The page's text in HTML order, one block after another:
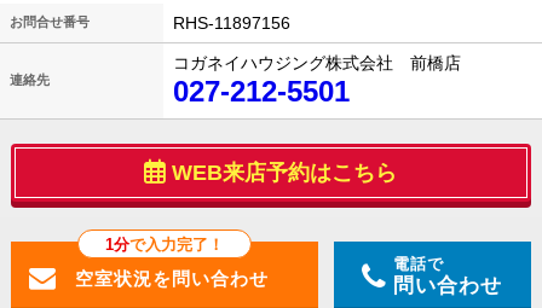
お問合せ番号 RHS-11897156
連絡先
コガネイハウジング株式会社 前橋店
027-212-5501
WEB来店予約はこちら
1分で入力完了！
電話で
問い合わせ